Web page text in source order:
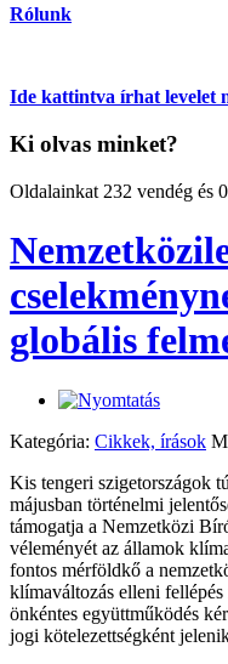
Rólunk
Ide kattintva írhat levelet
Ki olvas minket?
Oldalainkat 232 vendég és
globális
Kategória: Cikkek, írások
Kis tengeri szigetországok
májusban történelmi
támogatja a Nemzetközi
véleményét az államok
fontos mérföldkő a
klímaváltozás elleni
önkéntes együttműködés
jogi kötelezettségként